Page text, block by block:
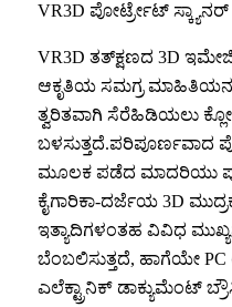
VR3D ಪೋರ್ಟ್ರೇಟ್ ಸ್ಕ್ಯಾನರ್
VR3D ತತ್‌ಕ್ಷಣದ 3D
ಆಕೃತಿಯ ಸಮಗ್ರ
ತ್ವರಿತವಾಗಿ ಸೆರೆಹಿಡಿಯಲು
ಬಳಸುತ್ತದೆ.ಪರಿಪೂರ್ಣವಾದ
ಮೂಲಕ ಪಡೆದ ಮಾದರಿಯು
ಕೈಗಾರಿಕಾ-ದರ್ಜೆಯ 3D
ಇತ್ಯಾದಿಗಳಂತಹ ವಿವಿಧ
ಬೆಂಬಲಿಸುತ್ತದೆ, ಹಾಗೆಯೇ
ಎಲೆಕ್ಟ್ರಾನಿಕ್ ಡಾಕ್ಯುಮೆಂಟ್